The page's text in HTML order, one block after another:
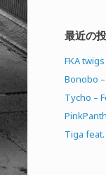
最近の
FKA
Bonobo
Tycho –
Tiga feat.